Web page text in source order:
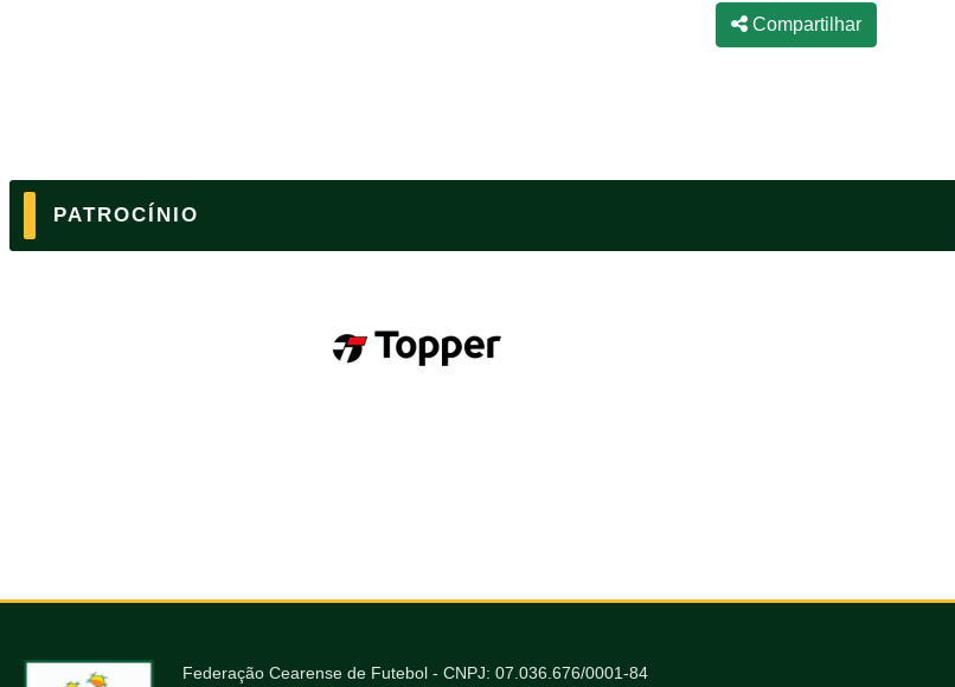
Compartilhar
PATROCÍNIO
Federação Cearense de Futebol - CNPJ: 07.036.676/0001-84